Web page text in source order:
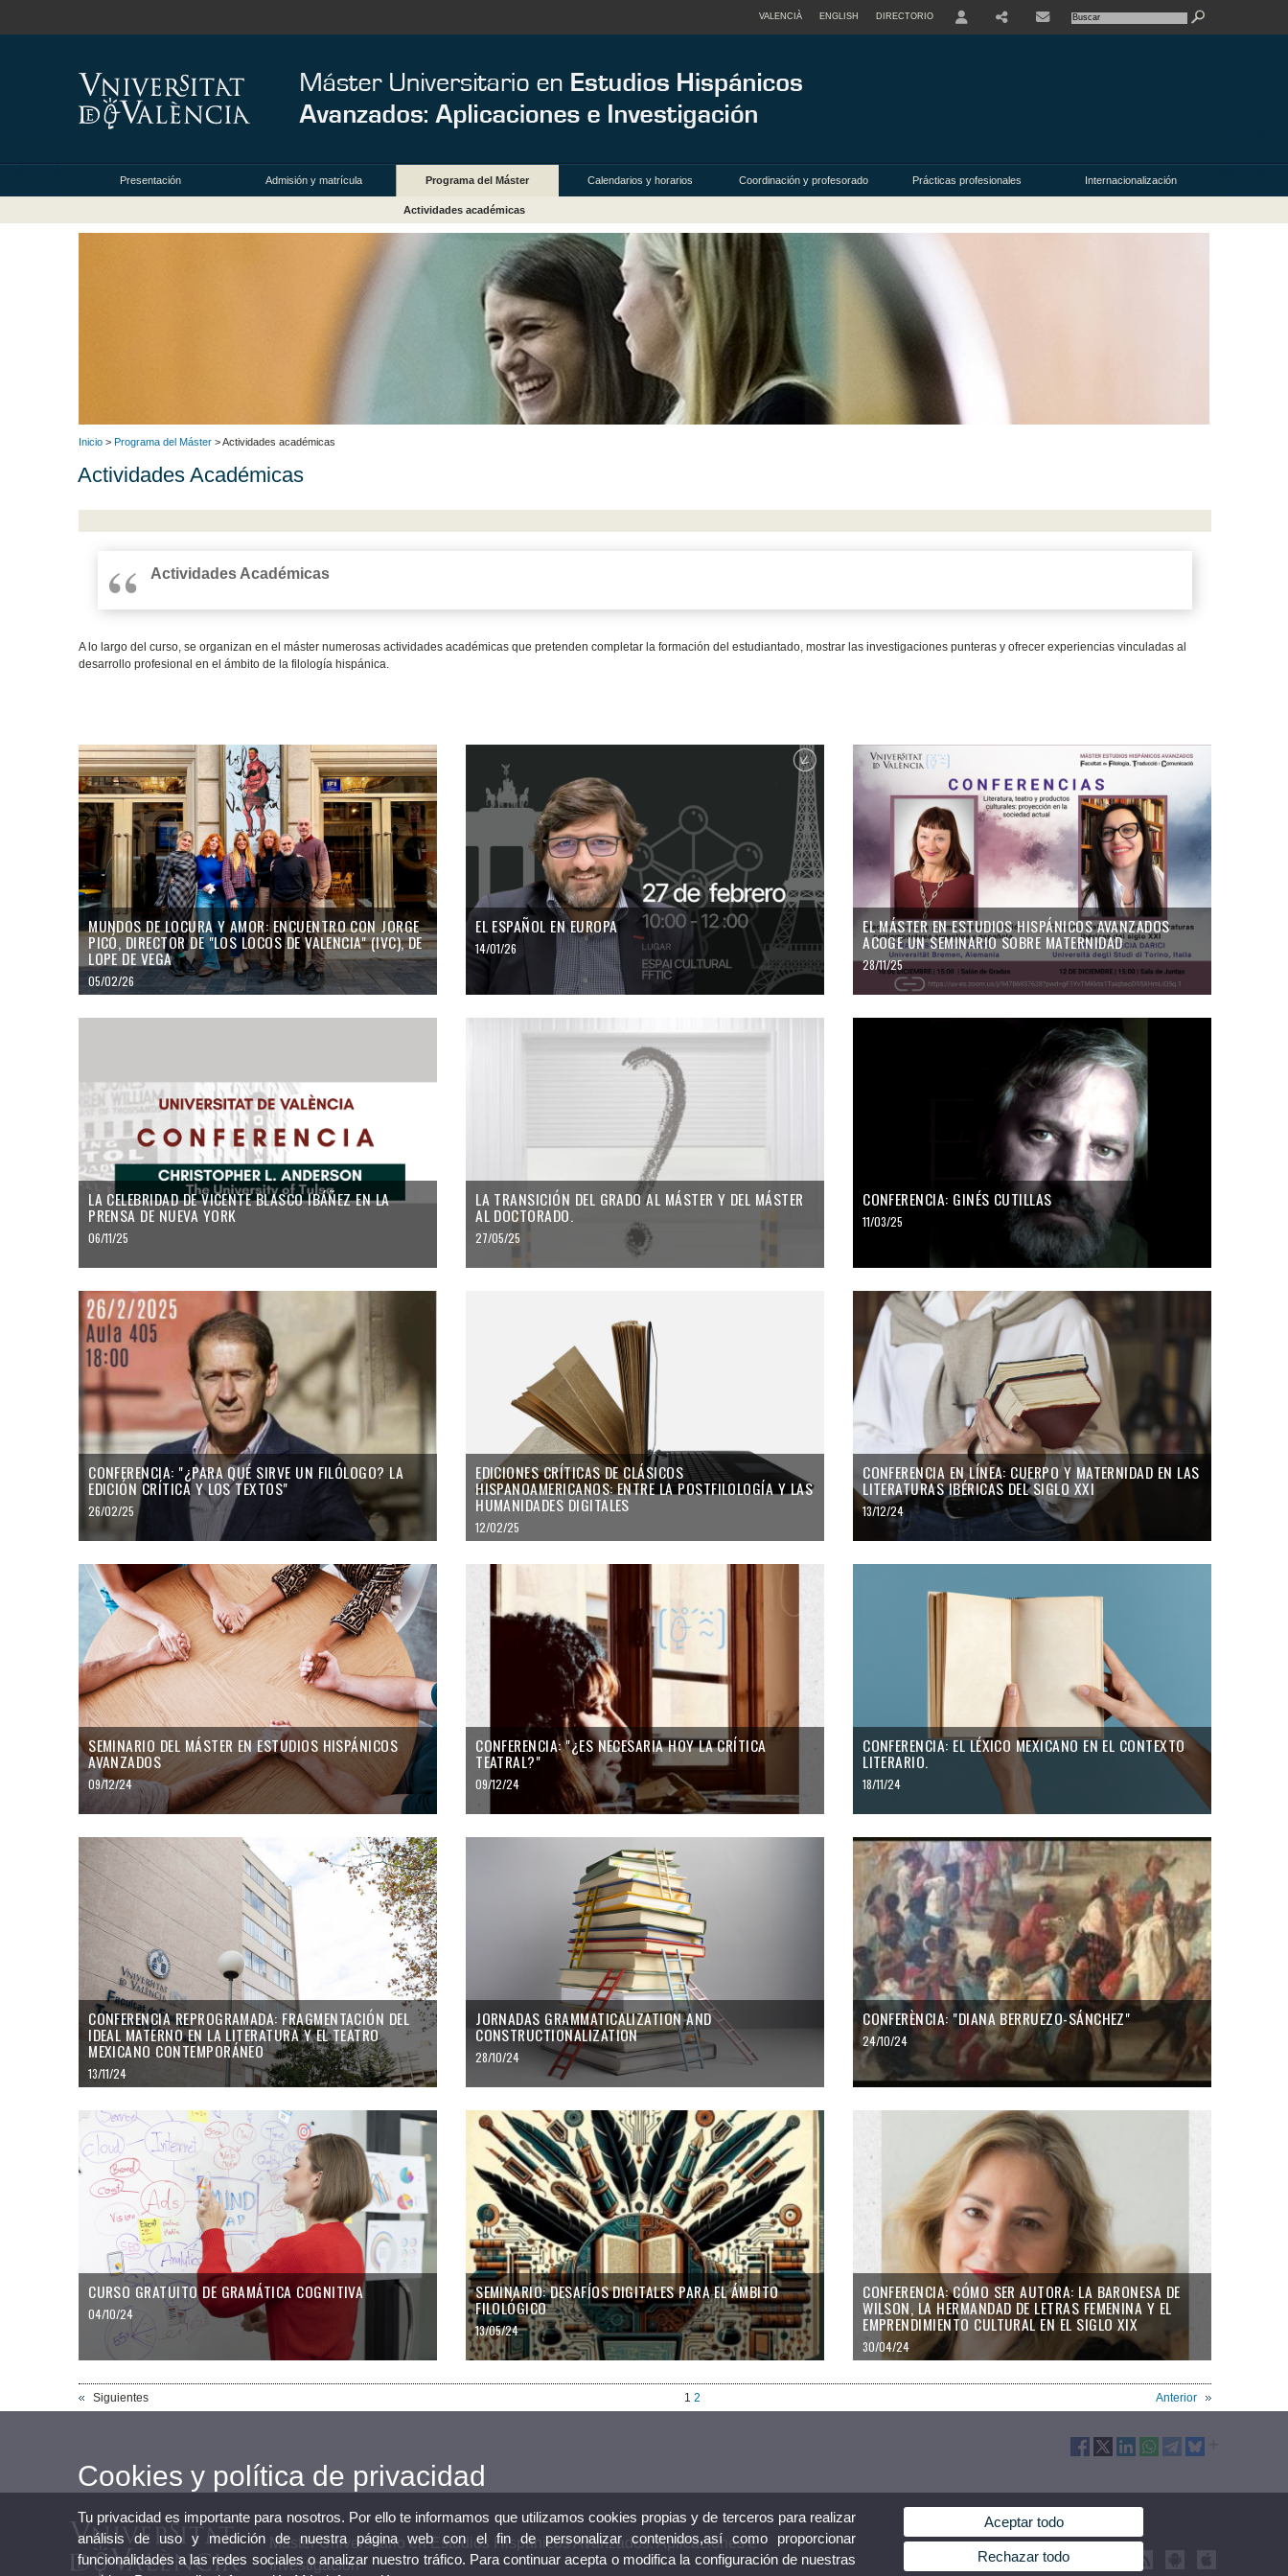
VALENCIÀ ENGLISH DIRECTORIO
Presentación Admisión y matrícula Programa del Máster Calendarios y horarios Coordinación y profesorado Prácticas profesionales Internacionalización
Actividades académicas
Inicio > Programa del Máster > Actividades académicas
Actividades Académicas
Actividades Académicas
A lo largo del curso, se organizan en el máster numerosas actividades académicas que pretenden completar la formación del estudiantado, mostrar las investigaciones punteras y ofrecer experiencias vinculadas al
desarrollo profesional en el ámbito de la filología hispánica.
MUNDOS DE LOCURA Y AMOR: ENCUENTRO CON JORGE
PICÓ, DIRECTOR DE "LOS LOCOS DE VALENCIA" (IVC), DE
LOPE DE VEGA
05/02/26
EL ESPAÑOL EN EUROPA
14/01/26
EL MÁSTER EN ESTUDIOS HISPÁNICOS AVANZADOS
ACOGE UN SEMINARIO SOBRE MATERNIDAD
28/11/25
LA CELEBRIDAD DE VICENTE BLASCO IBÁÑEZ EN LA
PRENSA DE NUEVA YORK
06/11/25
LA TRANSICIÓN DEL GRADO AL MÁSTER Y DEL MÁSTER
AL DOCTORADO.
27/05/25
CONFERENCIA: GINÉS CUTILLAS
11/03/25
CONFERENCIA: "¿PARA QUÉ SIRVE UN FILÓLOGO? LA
EDICIÓN CRÍTICA Y LOS TEXTOS"
26/02/25
EDICIONES CRÍTICAS DE CLÁSICOS
HISPANOAMERICANOS: ENTRE LA POSTFILOLOGÍA Y LAS
HUMANIDADES DIGITALES
12/02/25
CONFERENCIA EN LÍNEA: CUERPO Y MATERNIDAD EN LAS
LITERATURAS IBÉRICAS DEL SIGLO XXI
13/12/24
SEMINARIO DEL MÁSTER EN ESTUDIOS HISPÁNICOS
AVANZADOS
09/12/24
CONFERENCIA: "¿ES NECESARIA HOY LA CRÍTICA
TEATRAL?"
09/12/24
CONFERENCIA: EL LÉXICO MEXICANO EN EL CONTEXTO
LITERARIO.
18/11/24
CONFERENCIA REPROGRAMADA: FRAGMENTACIÓN DEL
IDEAL MATERNO EN LA LITERATURA Y EL TEATRO
MEXICANO CONTEMPORÁNEO
13/11/24
JORNADAS GRAMMATICALIZATION AND
CONSTRUCTIONALIZATION
28/10/24
CONFERÈNCIA: "DIANA BERRUEZO-SÁNCHEZ"
24/10/24
CURSO GRATUITO DE GRAMÁTICA COGNITIVA
04/10/24
SEMINARIO: DESAFÍOS DIGITALES PARA EL ÁMBITO
FILOLÓGICO
13/05/24
CONFERENCIA: CÓMO SER AUTORA: LA BARONESA DE
WILSON, LA HERMANDAD DE LETRAS FEMENINA Y EL
EMPRENDIMIENTO CULTURAL EN EL SIGLO XIX
30/04/24
Siguientes Anterior
1 2
Máster Universitario en Estudios Hispánicos Avanzados: Aplicaciones e
Investigación
Cookies y política de privacidad
Tu privacidad es importante para nosotros. Por ello te informamos que utilizamos cookies propias y de terceros para realizar
análisis de uso y medición de nuestra página web con el fin de personalizar contenidos,así como proporcionar
funcionalidades a las redes sociales o analizar nuestro tráfico. Para continuar acepta o modifica la configuración de nuestras
Aceptar todo
Rechazar todo